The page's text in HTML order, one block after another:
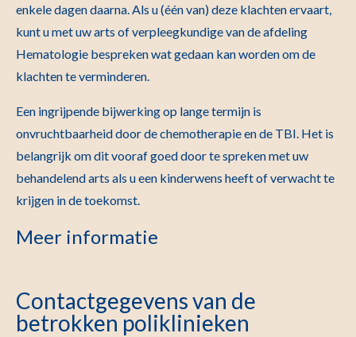
enkele dagen daarna. Als u (één van) deze klachten ervaart,
kunt u met uw arts of verpleegkundige van de afdeling
Hematologie bespreken wat gedaan kan worden om de
klachten te verminderen.
Een ingrijpende bijwerking op lange termijn is
onvruchtbaarheid door de chemotherapie en de TBI. Het is
belangrijk om dit vooraf goed door te spreken met uw
behandelend arts als u een kinderwens heeft of verwacht te
krijgen in de toekomst.
Meer informatie
Contactgegevens van de
betrokken poliklinieken